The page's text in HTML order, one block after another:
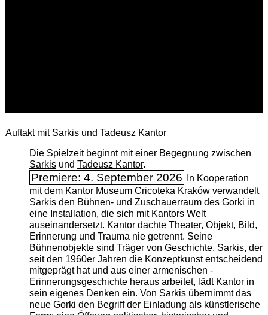
Auftakt mit Sarkis und Tadeusz Kantor
Die Spielzeit beginnt mit einer Begegnung zwischen
Sarkisund Tadeusz Kantor.
Premiere: 4. September 2026
In Kooperation
mit dem Kantor Museum Cricoteka Kraków verwandelt
Sarkis den Bühnen- und Zuschauerraum des Gorki in
eine Installation, die sich mit Kantors Welt
auseinandersetzt. Kantor dachte Theater, Objekt, Bild,
Erinnerung und Trauma nie getrennt. Seine
Bühnenobjekte sind Träger von Geschichte. Sarkis, der
seit den 1960er Jahren die Konzeptkunst entscheidend
mitgeprägt hat und aus einer armenischen ­
Erinnerungsgeschichte heraus arbeitet, lädt Kantor in
sein eigenes Denken ein. Von Sarkis übernimmt das
neue Gorki den Begriff der Einladung als künstlerische